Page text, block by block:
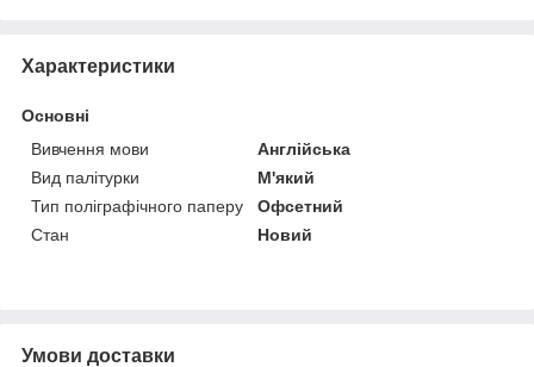
Характеристики
Основні
Вивчення мови
Англійська
Вид палітурки
М'який
Тип поліграфічного паперу
Офсетний
Стан
Новий
Умови доставки